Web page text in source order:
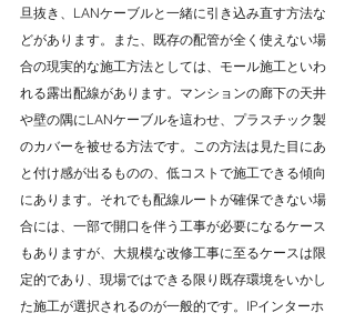
旦抜き、LANケーブルと一緒に引き込み直す方法な
どがあります。また、既存の配管が全く使えない場
合の現実的な施工方法としては、モール施工といわ
れる露出配線があります。マンションの廊下の天井
や壁の隅にLANケーブルを這わせ、プラスチック製
のカバーを被せる方法です。この方法は見た目にあ
と付け感が出るものの、低コストで施工できる傾向
にあります。それでも配線ルートが確保できない場
合には、一部で開口を伴う工事が必要になるケース
もありますが、大規模な改修工事に至るケースは限
定的であり、現場ではできる限り既存環境をいかし
た施工が選択されるのが一般的です。IPインターホ